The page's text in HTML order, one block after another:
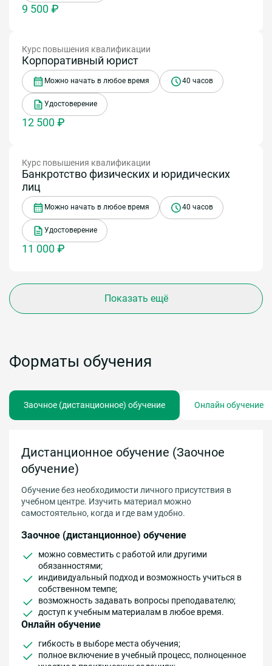
9 500 ₽
Курс повышения квалификации
Корпоративный юрист
Можно начать в любое время 40 часов
Удостоверение
12 500 ₽
Курс повышения квалификации
Банкротство физических и юридических
лиц
Можно начать в любое время 40 часов
Удостоверение
11 000 ₽
Показать ещё
Форматы обучения
Заочное (дистанционное) обучение Онлайн обучение
Дистанционное обучение (Заочное
обучение)
Обучение без необходимости личного присутствия в
учебном центре. Изучить материал можно
самостоятельно, когда и где вам удобно.
Заочное (дистанционное) обучение
можно совместить с работой или другими
обязанностями;
индивидуальный подход и возможность учиться в
собственном темпе;
возможность задавать вопросы преподавателю;
доступ к учебным материалам в любое время.
Онлайн обучение
гибкость в выборе места обучения;
полное включение в учебный процесс, полноценное